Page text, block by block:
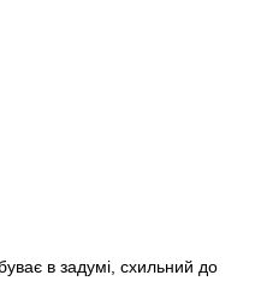
в задумі, схильний до